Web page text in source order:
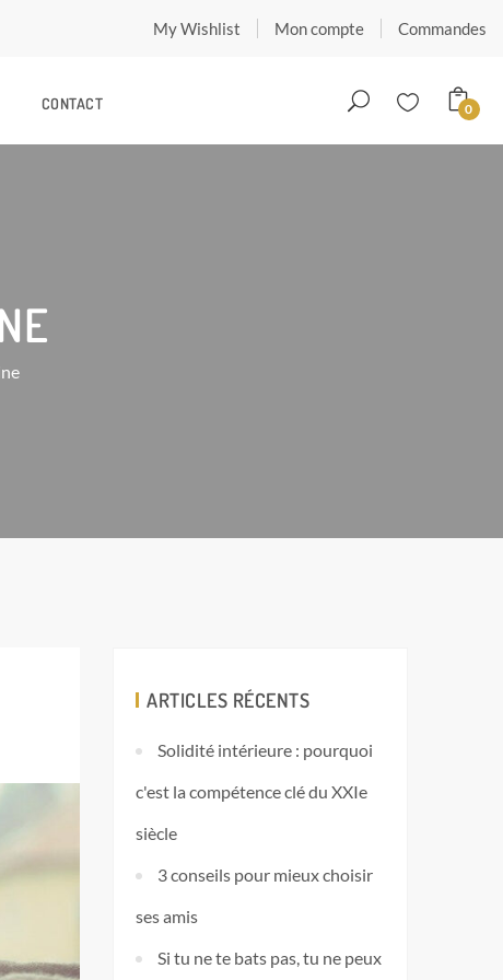
My Wishlist Mon compte Commandes
CONTACT 0
ARTICLES RÉCENTS
Solidité intérieure : pourquoi
c'est la compétence clé du XXIe
siècle
3 conseils pour mieux choisir
ses amis
Si tu ne te bats pas, tu ne peux